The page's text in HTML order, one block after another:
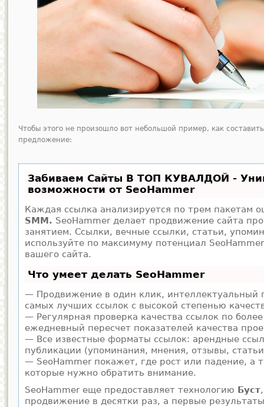
Чтобы этого не произошло вот небольшой пример, как
предложение:
Забиваем Сайты В ТОП КУВАЛДОЙ -
возможности от SeoHammer
Каждая ссылка анализируется по трем пакетам
SMM. SeoHammer делает продвижение сайта
занятием. Ссылки, вечные ссылки, статьи,
используйте по максимуму потенциал
вашего сайта.
Что умеет делать SeoHammer
— Продвижение в один клик, интеллектуальный
самых лучших ссылок с высокой степенью
— Регулярная проверка качества ссылок по
ежедневный пересчет показателей качества
— Все известные форматы ссылок: арендные
публикации (упоминания, мнения, отзывы,
— SeoHammer покажет, где рост или падение, а
которые нужно обратить внимание.
SeoHammer еще предоставляет технологию Буст
продвижение в десятки раз, а первые